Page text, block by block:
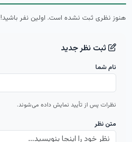
هنوز نظری ثبت نشده است. اولین نفر باشید!
ثبت نظر جدید
نام شما
نظرات پس از تأیید نمایش داده می‌شوند.
متن نظر